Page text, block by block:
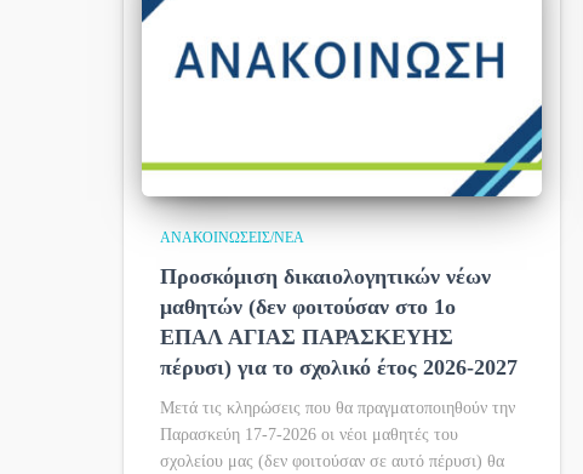
ΑΝΑΚΟΙΝΏΣΕΙΣ/ΝΈΑ
Προσκόμιση δικαιολογητικών νέων
μαθητών (δεν φοιτούσαν στο 1ο
ΕΠΑΛ ΑΓΙΑΣ ΠΑΡΑΣΚΕΥΗΣ
πέρυσι) για το σχολικό έτος 2026-2027
Μετά τις κληρώσεις που θα πραγματοποιηθούν την
Παρασκεύη 17-7-2026 οι νέοι μαθητές του
σχολείου μας (δεν φοιτούσαν σε αυτό πέρυσι) θα